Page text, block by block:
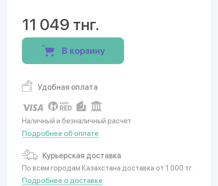
11 049 тнг.
В корзину
Удобная оплата
Наличный и безналичный расчет
Подробнее об оплате
Курьерская доставка
По всем городам Казахстана доставка от 1 000 тг.
Подробнее о доставке